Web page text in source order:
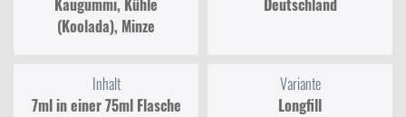
Kaugummi, Kühle
(Koolada), Minze
Deutschland
Inhalt
7ml in einer 75ml Flasche
Variante
Longfill